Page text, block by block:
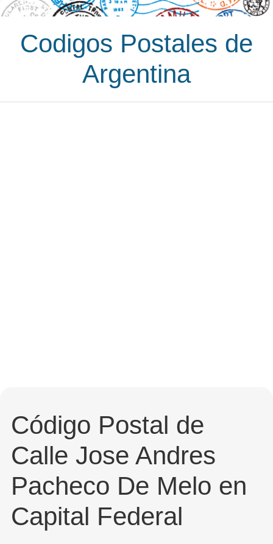
Codigos Postales de
Argentina
Código Postal de
Calle Jose Andres
Pacheco De Melo en
Capital Federal